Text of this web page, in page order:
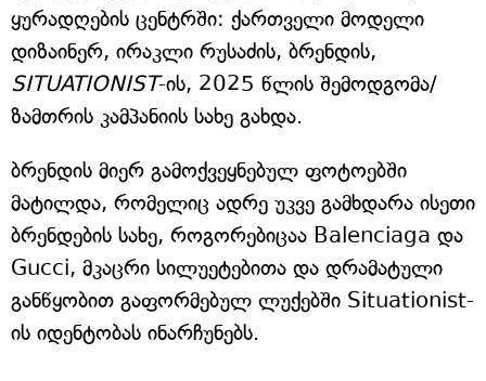
ყურადღების ცენტრში: ქართველი მოდელი
დიზაინერ, ირაკლი რუსაძის, ბრენდის,
SITUATIONIST-ის, 2025 წლის შემოდგომა/
ზამთრის კამპანიის სახე გახდა.
ბრენდის მიერ გამოქვეყნებულ ფოტოებში
მატილდა, რომელიც ადრე უკვე გამხდარა ისეთი
ბრენდების სახე, როგორებიცაა Balenciaga და
Gucci, მკაცრი სილუეტებითა და დრამატული
განწყობით გაფორმებულ ლუქებში Situationist-
ის იდენტობას ინარჩუნებს.